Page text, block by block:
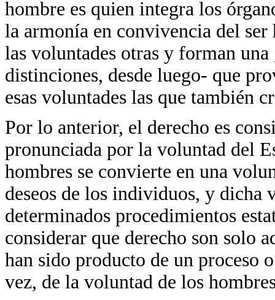
hombre es quien integra los
la armonía en convivencia del
las voluntades otras y forman
distinciones, desde luego- que
esas voluntades las que también
Por lo anterior, el derecho es
pronunciada por la voluntad del
hombres se convierte en una
deseos de los individuos, y dicha
determinados procedimientos
considerar que derecho son solo
han sido producto de un proceso
vez, de la voluntad de los